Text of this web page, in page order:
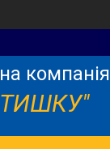
компанія